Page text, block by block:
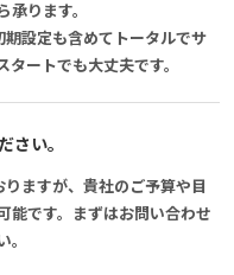
ります。
設定も含めてトータルでサ
ートでも大丈夫です。
さい。
ますが、貴社のご予算や目
能です。まずはお問い合わせ